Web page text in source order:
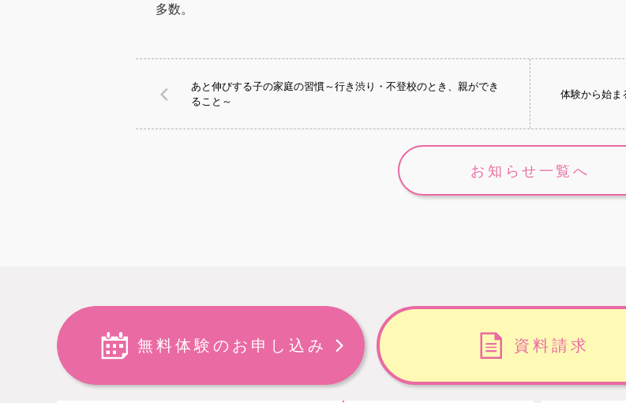
多数。
あと伸びする子の家庭の習慣～行き渋り・不登校のとき、親ができ
ること～
体験から始ま
お知らせ一覧へ
無料体験のお申し込み 資料請求